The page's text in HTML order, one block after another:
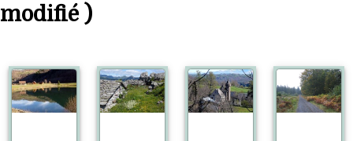
modifié )